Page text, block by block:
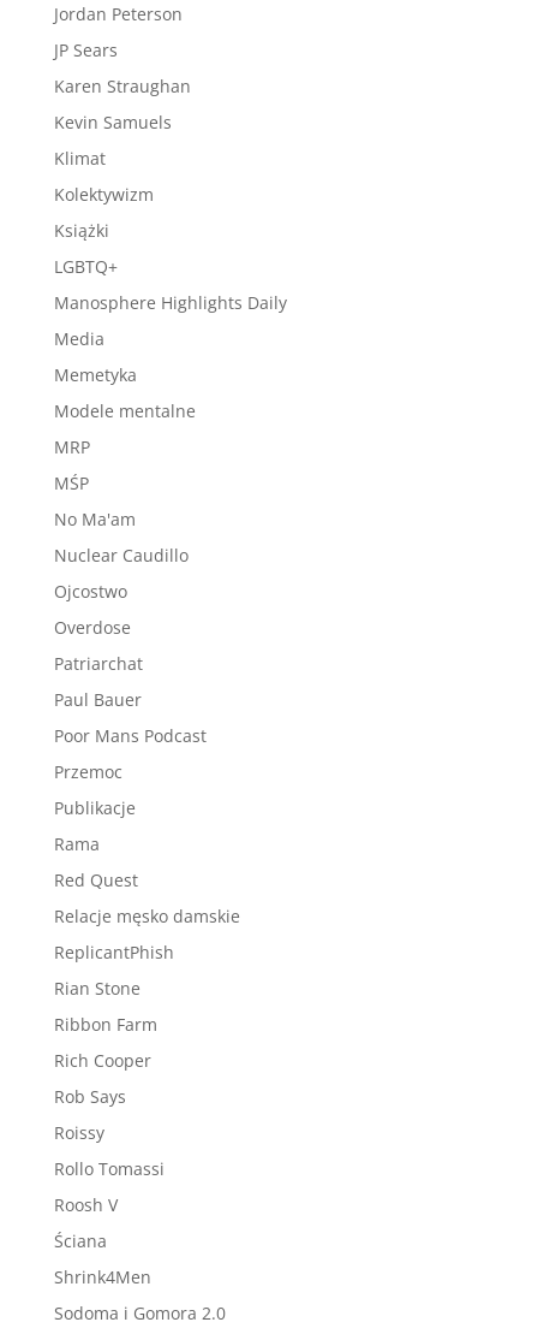
Jordan Peterson
JP Sears
Karen Straughan
Kevin Samuels
Klimat
Kolektywizm
Książki
LGBTQ+
Manosphere Highlights Daily
Media
Memetyka
Modele mentalne
MRP
MŚP
No Ma'am
Nuclear Caudillo
Ojcostwo
Overdose
Patriarchat
Paul Bauer
Poor Mans Podcast
Przemoc
Publikacje
Rama
Red Quest
Relacje męsko damskie
ReplicantPhish
Rian Stone
Ribbon Farm
Rich Cooper
Rob Says
Roissy
Rollo Tomassi
Roosh V
Ściana
Shrink4Men
Sodoma i Gomora 2.0